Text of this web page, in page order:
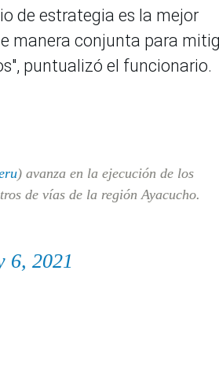
de estrategia es la mejor
manera conjunta para
puntualizó el funcionario.
) avanza en la ejecución de los
de vías de la región Ayacucho.
6, 2021